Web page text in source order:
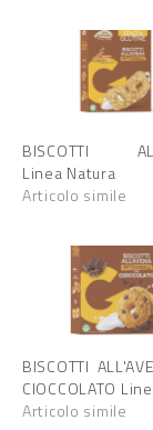
BISCOTTI
Linea Natura
Articolo simile
BISCOTTI
CIOCCOLATO
Articolo simile